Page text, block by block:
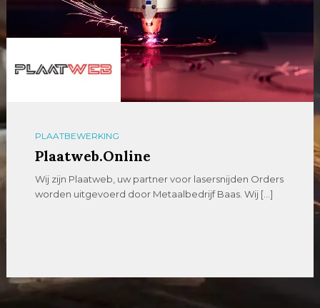
PLAATBEWERKING
Plaatweb.Online
Wij zijn Plaatweb, uw partner voor lasersnijden Orders
worden uitgevoerd door Metaalbedrijf Baas. Wij […]